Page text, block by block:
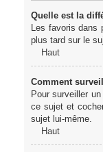
Quelle est la
Les favoris dans
plus tard sur le
Haut
Comment
Pour surveiller
ce sujet et
sujet lui-même.
Haut